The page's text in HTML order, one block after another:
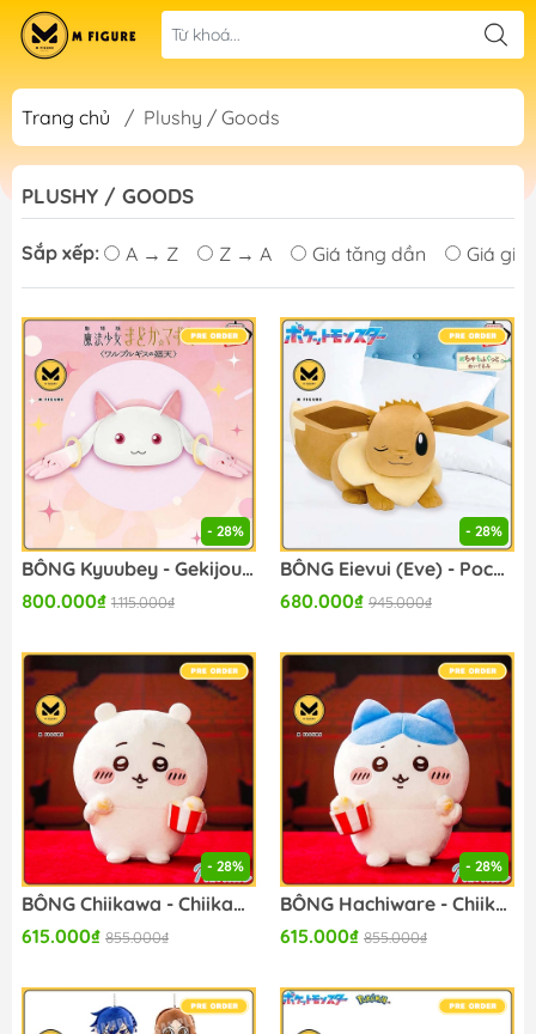
Trang chủ / Plushy / Goods
PLUSHY / GOODS
Sắp xếp: A → Z Z → A Giá tăng dần Giá
- 28%
BÔNG Kyuubey - Gekijouban Mahou Shoujo Madoka☆Magica Walpurgis no Kaiten - Dome Gata Nuigurumi (Bandai Spirits) PLUSH CHÍNH HÃNG
800.000₫ 1.115.000₫
- 28%
BÔNG Eievui (Eve) - Pocket Monsters - Mecha Mofugutto Nuigurumi - Ohirune Ver. (Bandai Spirits) PLUSH CHÍNH HÃNG
680.000₫ 945.000₫
- 28%
BÔNG Chiikawa - Chiikawa - Issho ni Tabeyo Popcorn (Parade Inc.) PLUSH CHÍNH HÃNG
615.000₫ 855.000₫
- 28%
BÔNG Hachiware - Chiikawa - Issho ni Tabeyo Popcorn (Parade Inc.) PLUSH CHÍNH HÃNG
615.000₫ 855.000₫